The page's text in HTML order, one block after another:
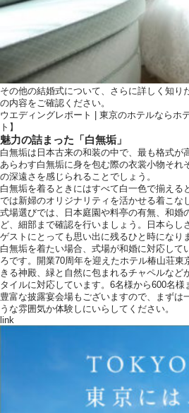
その他の結婚式について、さらに詳しく知り
の内容をご確認ください。
ウエディングレポート | 東京のホテルならホ
ト】
魅力の詰まった「白無垢」
白無垢は日本古来の和装の中で、最も格式が
あらわす白無垢に身を包む際の衣裳小物それ
の深遠さを感じられることでしょう。
白無垢を着るときにはすべて白一色で揃える
では新婦のオリジナリティを活かせる着こな
式場選びでは、日本庭園や料亭の有無、和婚
ど、細部まで確認を行いましょう。日本らし
ゲストにとっても思い出に残るひと時になり
白無垢を着たい場合、式場が和婚に対応して
ろです。開業70周年を迎えたホテル椿山荘東
きる神殿、緑と自然に包まれるチャペルなど
タイルに対応しています。6名様から600名
豊富な披露宴会場もございますので、まずは
うな雰囲気か体験しにいらしてください。
link